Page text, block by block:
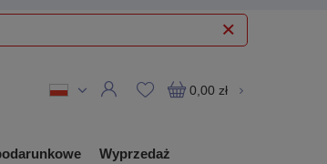
0,00 zł
Wyprzedaż